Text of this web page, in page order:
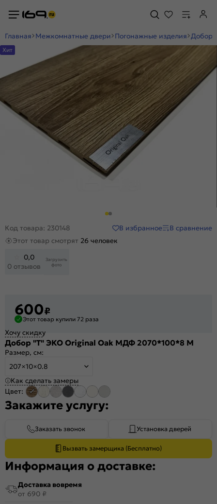
Главная Межкомнатные двери Погонажные изделия Доборы
Хит
Код товара: 230148 В избранное
В сравнение
Этот товар смотрят 26 человек
0,0
0 отзывов
Загрузить
фото
600₽
Этот товар купили 72 раза
Хочу скидку
Добор "Т" ЭКО Original Oak МДФ 2070*100*8 M
Размер, см:
207×10×0.8
Как сделать замеры
Цвет:
Закажите услугу:
Заказать звонок Установка дверей
Вызвать замерщика (Бесплатно)
Информация о доставке:
Доставка вовремя
от 690 ₽